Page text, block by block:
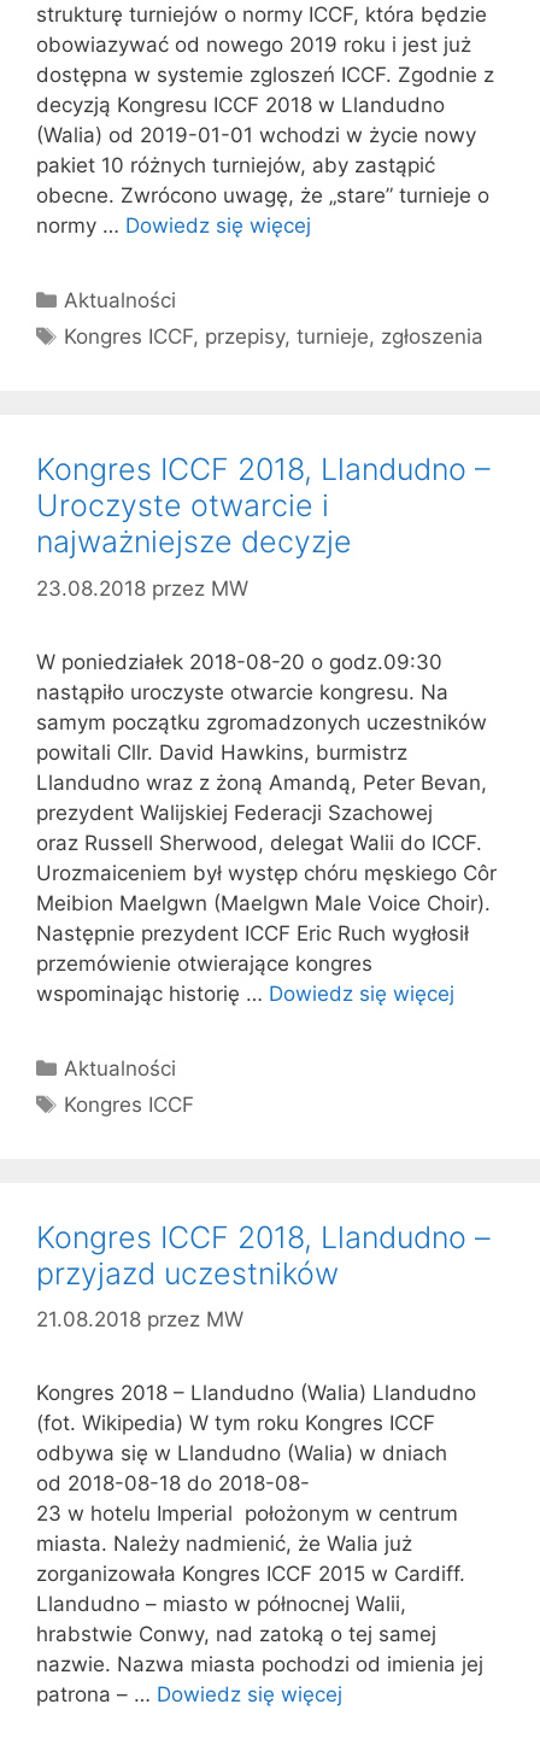
strukturę turniejów o normy ICCF, która będzie
obowiazywać od nowego 2019 roku i jest już
dostępna w systemie zgloszeń ICCF. Zgodnie z
decyzją Kongresu ICCF 2018 w Llandudno
(Walia) od 2019-01-01 wchodzi w życie nowy
pakiet 10 różnych turniejów, aby zastąpić
obecne. Zwrócono uwagę, że „stare” turnieje o
normy … Dowiedz się więcej
Kategorie
Aktualności
Tagi
Kongres ICCF, przepisy,turnieje, zgłoszenia
Kongres ICCF 2018, Llandudno –
Uroczyste otwarcie i
najważniejsze decyzje
23.08.2018 przez MW
W poniedziałek 2018-08-20 o godz.09:30
nastąpiło uroczyste otwarcie kongresu. Na
samym początku zgromadzonych uczestników
powitali Cllr. David Hawkins, burmistrz
Llandudno wraz z żoną Amandą, Peter Bevan,
prezydent Walijskiej Federacji Szachowej
oraz Russell Sherwood, delegat Walii do ICCF.
Urozmaiceniem był występ chóru męskiego Côr
Meibion Maelgwn (Maelgwn Male Voice Choir).
Następnie prezydent ICCF Eric Ruch wygłosił
przemówienie otwierające kongres
wspominając historię … Dowiedz się więcej
Kategorie
Aktualności
Tagi
Kongres ICCF
Kongres ICCF 2018, Llandudno –
przyjazd uczestników
21.08.2018 przez MW
Kongres 2018 – Llandudno (Walia) Llandudno
(fot. Wikipedia) W tym roku Kongres ICCF
odbywa się w Llandudno (Walia) w dniach
od 2018-08-18 do 2018-08-
23 w hotelu Imperial położonym w centrum
miasta. Należy nadmienić, że Walia już
zorganizowała Kongres ICCF 2015 w Cardiff.
Llandudno – miasto w północnej Walii,
hrabstwie Conwy, nad zatoką o tej samej
nazwie. Nazwa miasta pochodzi od imienia jej
patrona – … Dowiedz się więcej